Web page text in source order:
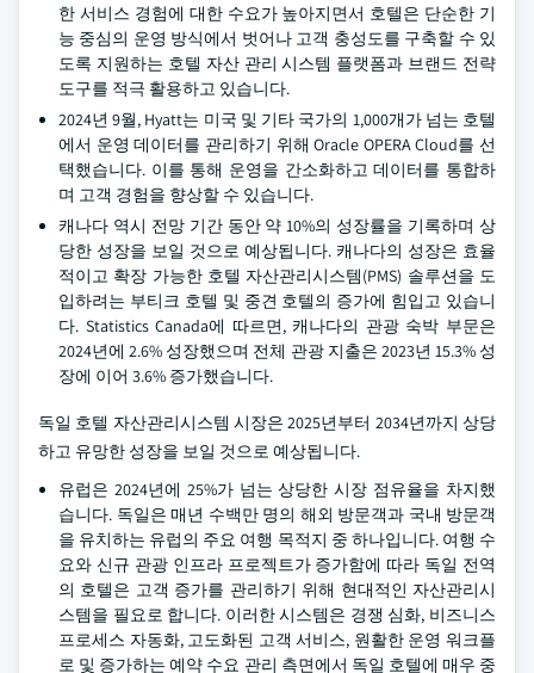
한 서비스 경험에 대한 수요가 높아지면서 호텔은 단순한 기
능 중심의 운영 방식에서 벗어나 고객 충성도를 구축할 수 있
도록 지원하는 호텔 자산 관리 시스템 플랫폼과 브랜드 전략
도구를 적극 활용하고 있습니다.
2024년 9월, Hyatt는 미국 및 기타 국가의 1,000개가 넘는 호텔
에서 운영 데이터를 관리하기 위해 Oracle OPERA Cloud를 선
택했습니다. 이를 통해 운영을 간소화하고 데이터를 통합하
며 고객 경험을 향상할 수 있습니다.
캐나다 역시 전망 기간 동안 약 10%의 성장률을 기록하며 상
당한 성장을 보일 것으로 예상됩니다. 캐나다의 성장은 효율
적이고 확장 가능한 호텔 자산관리시스템(PMS) 솔루션을 도
입하려는 부티크 호텔 및 중견 호텔의 증가에 힘입고 있습니
다. Statistics Canada에 따르면, 캐나다의 관광 숙박 부문은
2024년에 2.6% 성장했으며 전체 관광 지출은 2023년 15.3% 성
장에 이어 3.6% 증가했습니다.
독일 호텔 자산관리시스템 시장은 2025년부터 2034년까지 상당
하고 유망한 성장을 보일 것으로 예상됩니다.
유럽은 2024년에 25%가 넘는 상당한 시장 점유율을 차지했
습니다. 독일은 매년 수백만 명의 해외 방문객과 국내 방문객
을 유치하는 유럽의 주요 여행 목적지 중 하나입니다. 여행 수
요와 신규 관광 인프라 프로젝트가 증가함에 따라 독일 전역
의 호텔은 고객 증가를 관리하기 위해 현대적인 자산관리시
스템을 필요로 합니다. 이러한 시스템은 경쟁 심화, 비즈니스
프로세스 자동화, 고도화된 고객 서비스, 원활한 운영 워크플
로 및 증가하는 예약 수요 관리 측면에서 독일 호텔에 매우 중